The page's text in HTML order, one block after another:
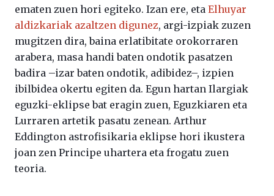
ematen zuen hori egiteko. Izan ere, eta Elhuyar
aldizkariak azaltzen digunez, argi-izpiak zuzen
mugitzen dira, baina erlatibitate orokorraren
arabera, masa handi baten ondotik pasatzen
badira –izar baten ondotik, adibidez–, izpien
ibilbidea okertu egiten da. Egun hartan Ilargiak
eguzki-eklipse bat eragin zuen, Eguzkiaren eta
Lurraren artetik pasatu zenean. Arthur
Eddington astrofisikaria eklipse hori ikustera
joan zen Principe uhartera eta frogatu zuen
teoria.